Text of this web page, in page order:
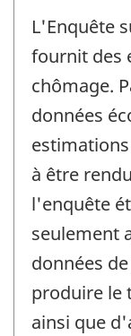
L'Enquête
fournit des
chômage.
données
à être
l'enquête
seulement
données
produire le
ainsi que